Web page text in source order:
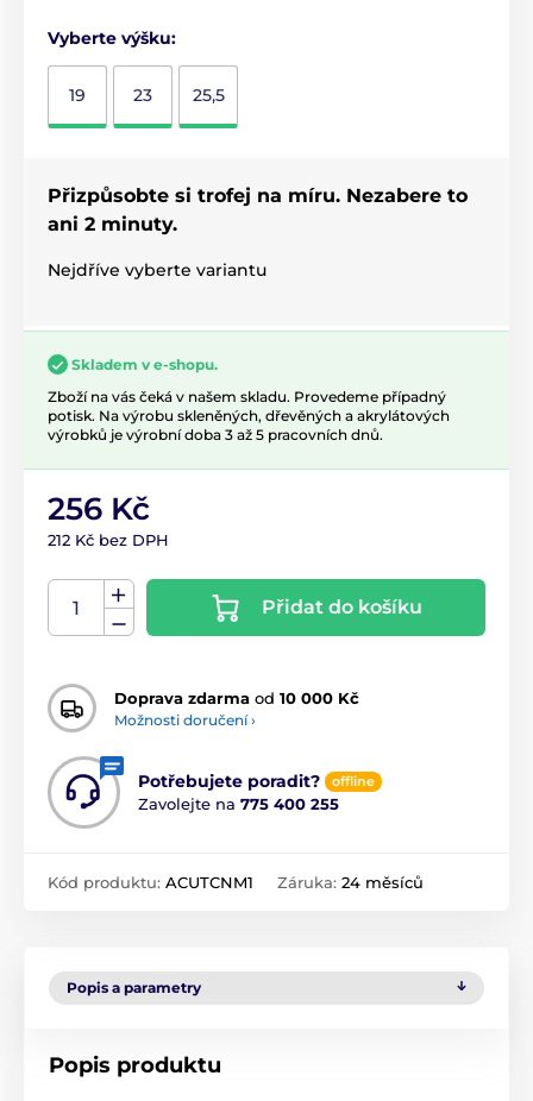
Vyberte výšku:
19 23 25,5
Přizpůsobte si trofej na míru. Nezabere to
ani 2 minuty.
Nejdříve vyberte variantu
Skladem v e-shopu.
Zboží na vás čeká v našem skladu. Provedeme případný
potisk. Na výrobu skleněných, dřevěných a akrylátových
výrobků je výrobní doba 3 až 5 pracovních dnů.
256 Kč
212 Kč bez DPH
Přidat do košíku
Doprava zdarma od 10 000 Kč
Možnosti doručení ›
Potřebujete poradit? offline
Zavolejte na 775 400 255
Kód produktu: ACUTCNM1 Záruka: 24 měsíců
Popis a parametry
Popis produktu